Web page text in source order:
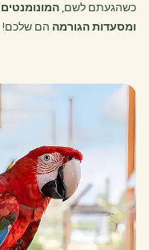
כשהגעתם לשם,
ומסעדות הגורמה הם שלכם!